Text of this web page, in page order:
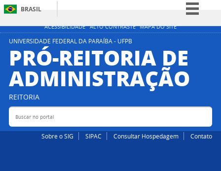
ACESSIBILIDADE ALTO CONTRASTE MAPA DO SITE
BRASIL
Simplifique!
Participe
Acesso à informação
Legislação
UNIVERSIDADE FEDERAL DA PARAÍBA - UFPB
PRÓ-REITORIA DE
ADMINISTRAÇÃO
REITORIA
Buscar no portal
Sobre o SIG SIPAC Consultar Hospedagem Contato